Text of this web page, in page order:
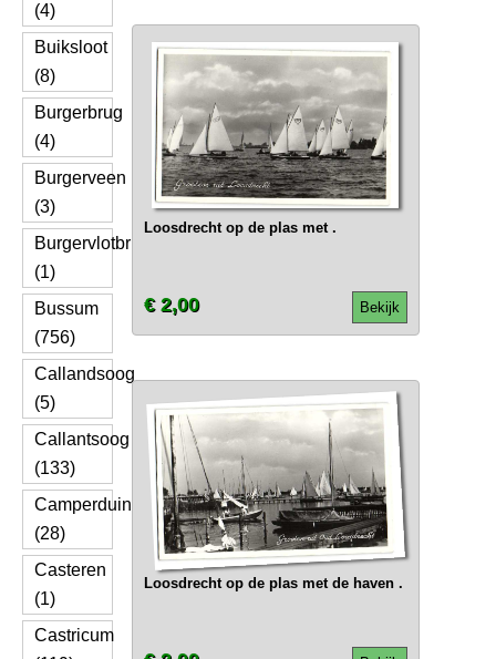
(4)
Buiksloot
(8)
Burgerbrug
(4)
Burgerveen
(3)
Burgervlotbrug
(1)
Bussum
(756)
Callandsoog
(5)
Callantsoog
(133)
Camperduin
(28)
Casteren
(1)
Castricum
Loosdrecht op de plas met .
Bekijk
€ 2,00
Loosdrecht op de plas met de haven .